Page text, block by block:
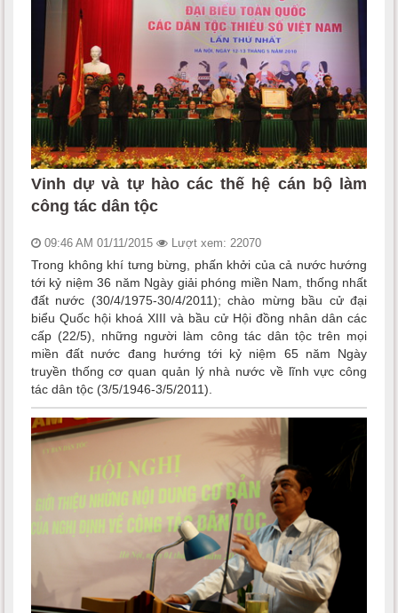
Vinh dự và tự hào các thế hệ cán bộ làm
công tác dân tộc
09:46 AM 01/11/2015 Lượt xem: 22070
Trong không khí tưng bừng, phấn khởi của cả nước hướng
tới kỷ niệm 36 năm Ngày giải phóng miền Nam, thống nhất
đất nước (30/4/1975-30/4/2011); chào mừng bầu cử đại
biểu Quốc hội khoá XIII và bầu cử Hội đồng nhân dân các
cấp (22/5), những người làm công tác dân tộc trên mọi
miền đất nước đang hướng tới kỷ niệm 65 năm Ngày
truyền thống cơ quan quản lý nhà nước về lĩnh vực công
tác dân tộc (3/5/1946-3/5/2011).